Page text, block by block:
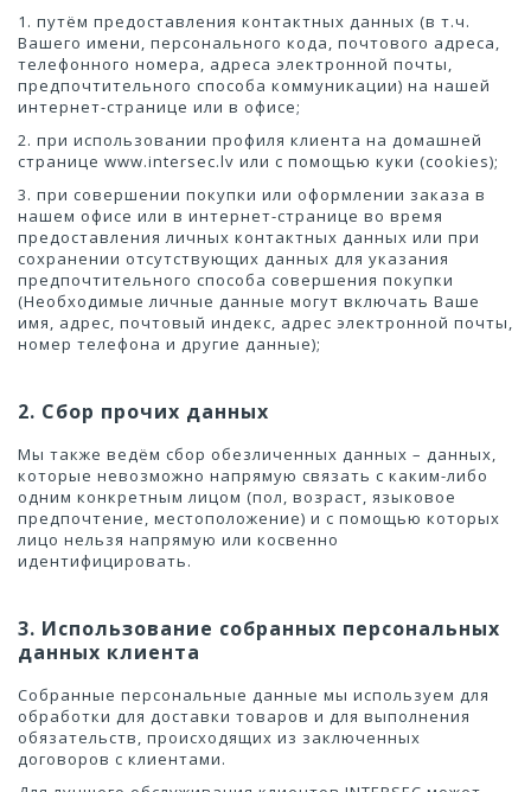
1. путём предоставления контактных данных (в т.ч.
Вашего имени, персонального кода, почтового адреса,
телефонного номера, адреса электронной почты,
предпочтительного способа коммуникации) на нашей
интернет-странице или в офисе;
2. при использовании профиля клиента на домашней
странице www.intersec.lv или с помощью куки (cookies);
3. при совершении покупки или оформлении заказа в
нашем офисе или в интернет-странице во время
предоставления личных контактных данных или при
сохранении отсутствующих данных для указания
предпочтительного способа совершения покупки
(Необходимые личные данные могут включать Ваше
имя, адрес, почтовый индекс, адрес электронной почты,
номер телефона и другие данные);
2. Сбор прочих данных
Мы также ведём сбор обезличенных данных – данных,
которые невозможно напрямую связать с каким-либо
одним конкретным лицом (пол, возраст, языковое
предпочтение, местоположение) и с помощью которых
лицо нельзя напрямую или косвенно
идентифицировать.
3. Использование собранных персональных
данных клиента
Собранные персональные данные мы используем для
обработки для доставки товаров и для выполнения
обязательств, происходящих из заключенных
договоров с клиентами.